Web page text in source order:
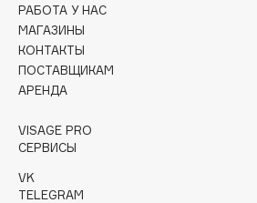
Curaprox
D
DABO
Darphin
РАБОТА У НАС
МАГАЗИНЫ
КОНТАКТЫ
ПОСТАВЩИКАМ
АРЕНДА
VISAGE PRO
СЕРВИСЫ
VK
TELEGRAM